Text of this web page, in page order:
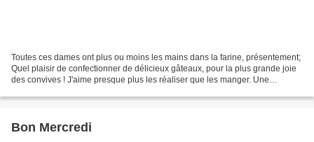
Toutes ces dames ont plus ou moins les mains dans la farine, présentement;
Quel plaisir de confectionner de délicieux gâteaux, pour la plus grande joie
des convives ! J'aime presque plus les réaliser que les manger. Une
Bon Mercredi